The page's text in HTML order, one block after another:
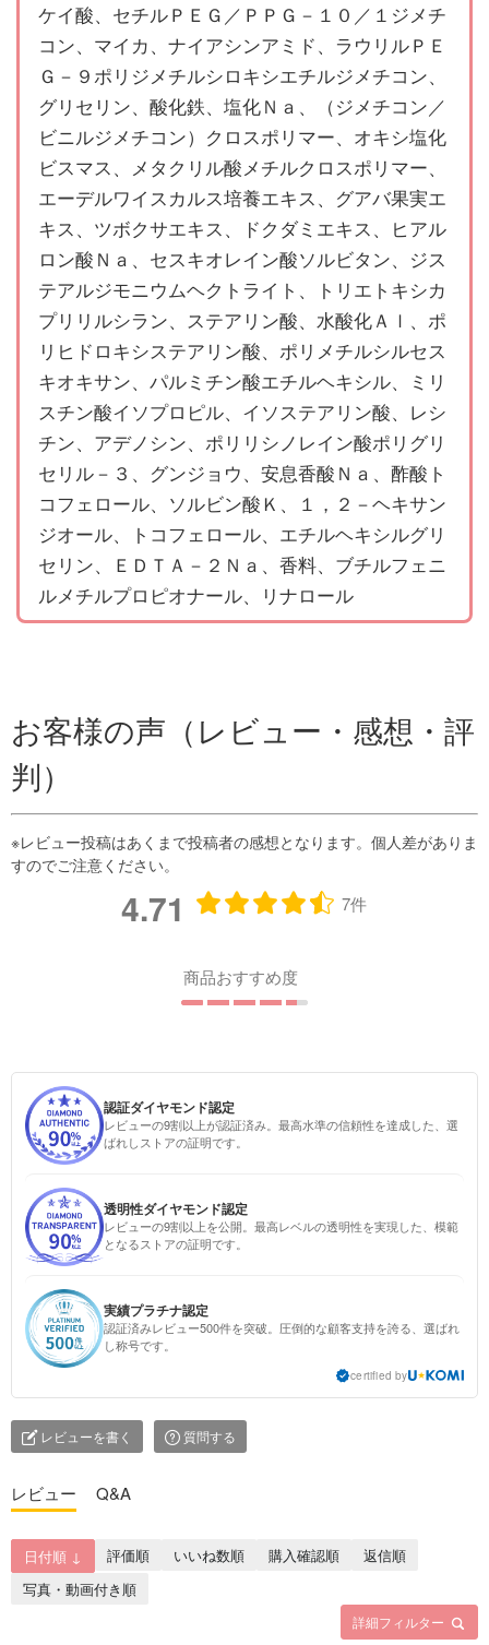
ケイ酸、セチルＰＥＧ／ＰＰＧ－１０／１ジメチ
コン、マイカ、ナイアシンアミド、ラウリルＰＥ
Ｇ－９ポリジメチルシロキシエチルジメチコン、
グリセリン、酸化鉄、塩化Ｎａ、（ジメチコン／
ビニルジメチコン）クロスポリマー、オキシ塩化
ビスマス、メタクリル酸メチルクロスポリマー、
エーデルワイスカルス培養エキス、グアバ果実エ
キス、ツボクサエキス、ドクダミエキス、ヒアル
ロン酸Ｎａ、セスキオレイン酸ソルビタン、ジス
テアルジモニウムヘクトライト、トリエトキシカ
プリリルシラン、ステアリン酸、水酸化Ａｌ、ポ
リヒドロキシステアリン酸、ポリメチルシルセス
キオキサン、パルミチン酸エチルヘキシル、ミリ
スチン酸イソプロピル、イソステアリン酸、レシ
チン、アデノシン、ポリリシノレイン酸ポリグリ
セリル－３、グンジョウ、安息香酸Ｎａ、酢酸ト
コフェロール、ソルビン酸Ｋ、１，２－ヘキサン
ジオール、トコフェロール、エチルヘキシルグリ
セリン、ＥＤＴＡ－２Ｎａ、香料、ブチルフェニ
ルメチルプロピオナール、リナロール
お客様の声（レビュー・感想・評
判）
4.71 7件
商品おすすめ度
認証ダイヤモンド認定
レビューの9割以上が認証済み。最高水準の信頼性を達成した、選
ばれしストアの証明です。
透明性ダイヤモンド認定
レビューの9割以上を公開。最高レベルの透明性を実現した、模範
となるストアの証明です。
実績プラチナ認定
認証済みレビュー500件を突破。圧倒的な顧客支持を誇る、選ばれ
し称号です。
certified by
レビューを書く 質問する
レビュー Q&A
詳細フィルター
日付順 ↓ 評価順 いいね数順 購入確認順
返信順
写真・動画付き順